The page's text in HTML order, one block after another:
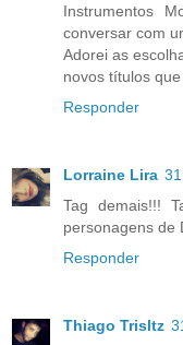
Instrumentos
conversar com
Adorei as
novos títulos
Responder
Lorraine Lira
Tag demais!!!
personagens de
Responder
Thiago Trisltz